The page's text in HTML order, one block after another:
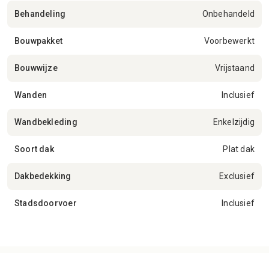
Behandeling Onbehandeld
Bouwpakket Voorbewerkt
Bouwwijze Vrijstaand
Wanden Inclusief
Wandbekleding Enkelzijdig
Soort dak Plat dak
Dakbedekking Exclusief
Stadsdoorvoer Inclusief